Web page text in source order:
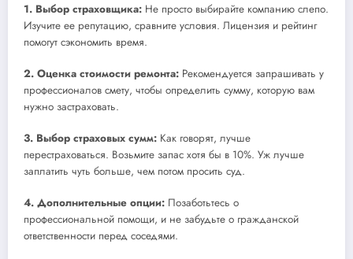
1. Выбор страховщика: Не просто выбирайте компанию слепо.
Изучите ее репутацию, сравните условия. Лицензия и рейтинг
помогут сэкономить время.
2. Оценка стоимости ремонта: Рекомендуется запрашивать у
профессионалов смету, чтобы определить сумму, которую вам
нужно застраховать.
3. Выбор страховых сумм: Как говорят, лучше
перестраховаться. Возьмите запас хотя бы в 10%. Уж лучше
заплатить чуть больше, чем потом просить суд.
4. Дополнительные опции: Позаботьтесь о
профессиональной помощи, и не забудьте о гражданской
ответственности перед соседями.